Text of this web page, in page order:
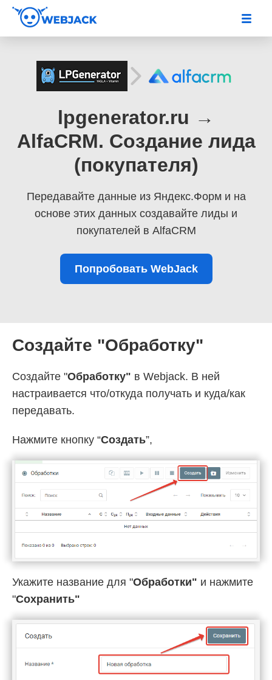
lpgenerator.ru →
AlfaCRM. Создание лида
(покупателя)
Передавайте данные из Яндекс.Форм и на
основе этих данных создавайте лиды и
покупателей в AlfaCRM
Попробовать WebJack
Создайте "Обработку"
Создайте "Обработку" в Webjack. В ней
настраивается что/откуда получать и куда/как
передавать.
Нажмите кнопку “Создать”,
Укажите название для "Обработки" и нажмите
"Cохранить"